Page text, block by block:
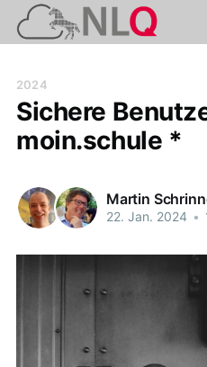
2024
Sichere
moin.schule *
Martin
22. Jan. 2024 •